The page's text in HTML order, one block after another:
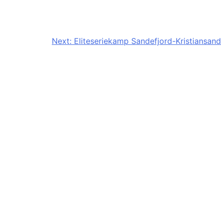
Next: Eliteseriekamp Sandefjord-Kristiansand